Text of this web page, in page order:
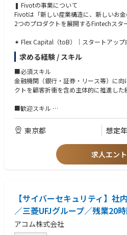
❚ Fivotの事業について
Fivotは「新しい産業構造に、新しいお金
2つのプロダクトを展開するFintechスタ
✦ Flex Capital（toB）｜スタートアップ
成長フェーズに合わせた柔軟な資金提供
かった挑戦を支えています。
✦ IDARE（toC）｜個人向けウォレット
日常の支払いの中で自然にお金が貯まる
・金融機関とのアライアンスにおける企
構築）
・PoCの推進および本番導入・継続利用
・複数案件を通じた提供価値の整理と
・金融機関内外のステークホルダーとの
❚ 所属チーム
FlexCapital 事業部（事業責任者：1名）
├ PdM：3名
├ バックエンドエンジニア：7名
求める経験 / スキル
■必須スキル
金融機関（銀行・証券・リース等）に
クトを顧客折衝を含め主体的に推進した
■歓迎スキル
・金融機関（銀行・証券・リース等）で
・審査、融資、モニタリング、法人営業
・エンタープライズ向けプロダクトの
・BizDev、アライアンス、事業開発など
・事業やサービスの立ち上げ、またはグ
■求める人物像
・Fivotのビジョン・行動指針に共感し
供したい方
・ユーザーや顧客の視点に立ち、本質的
東京都 想定
求人エン
【サイバーセキュリティ】社
／三菱UFJグループ／残業20時
アコム株式会社